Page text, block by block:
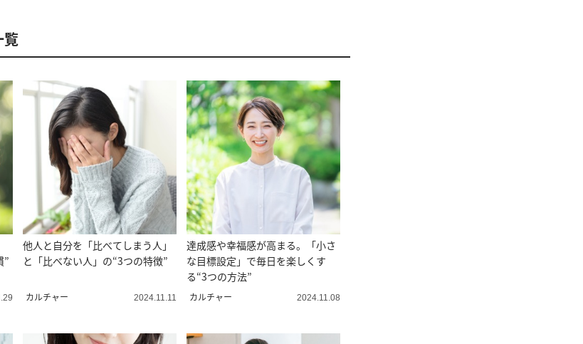
”
他人と自分を「比べてしまう人」
と「比べない人」の“3つの特徴”
カルチャー 2024.11.11
達成感や幸福感が高まる。「小さ
な目標設定」で毎日を楽しくす
る“3つの方法”
カルチャー 2024.11.08